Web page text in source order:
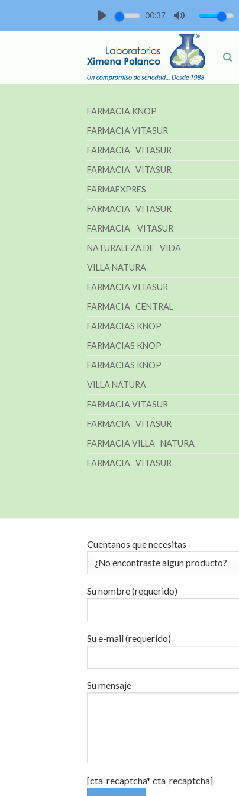
00:37
FARMACIA KNOP
FARMACIA VITASUR
FARMACIA VITASUR
FARMACIA VITASUR
FARMAEXPRES
FARMACIA VITASUR
FARMACIA VITASUR
NATURALEZA DE VIDA
VILLA NATURA
FARMACIA VITASUR
FARMACIA CENTRAL
FARMACIAS KNOP
FARMACIAS KNOP
FARMACIAS KNOP
VILLA NATURA
FARMACIA VITASUR
FARMACIA VITASUR
FARMACIA VILLA NATURA
FARMACIA VITASUR
Cuentanos que necesitas
Su nombre (requerido)
Su e-mail (requerido)
Su mensaje
[cta_recaptcha* cta_recaptcha]